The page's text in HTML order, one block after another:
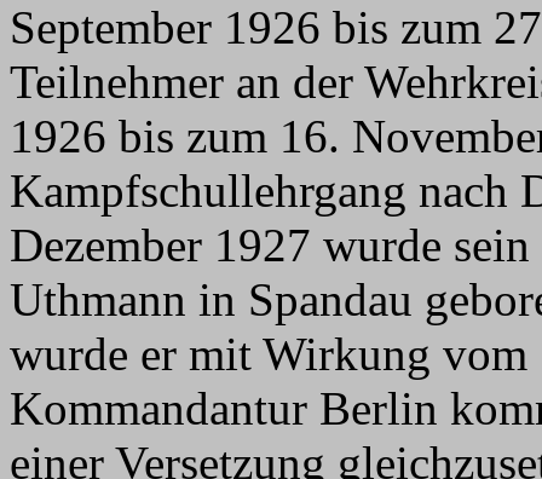
September 1926 bis zum
Teilnehmer an der
1926 bis zum 16.
Kampfschullehrgang nach
Dezember 1927 wurde
Uthmann in Spandau
wurde er mit Wirkung
Kommandantur Berlin
einer Versetzung